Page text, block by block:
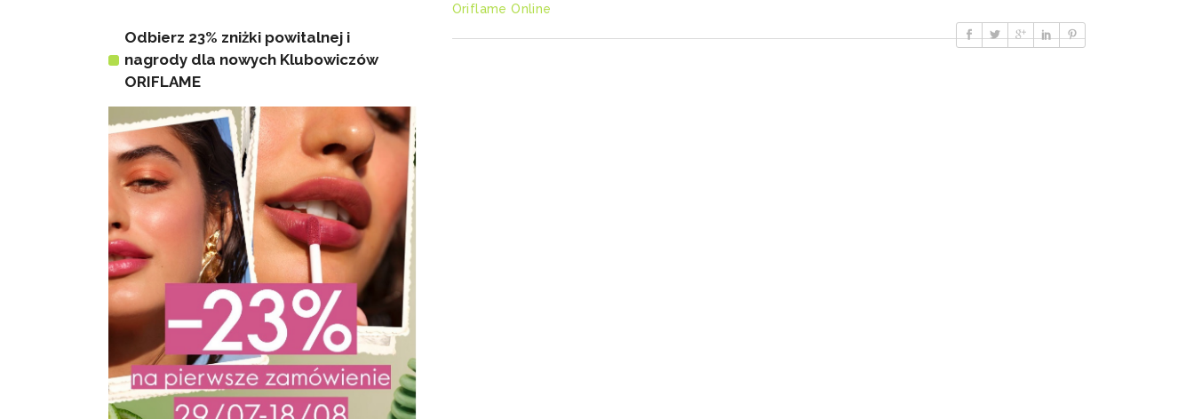
Odbierz 23% zniżki powitalnej i
nagrody dla nowych Klubowiczów
ORIFLAME
Oriflame Online